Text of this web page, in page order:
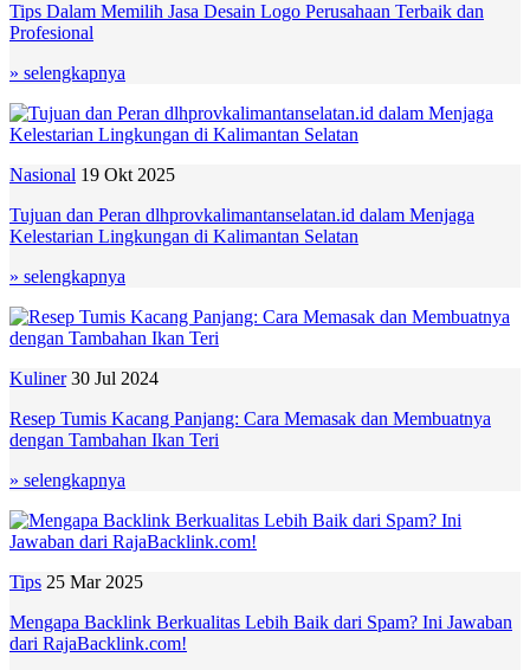
Tips Dalam Memilih Jasa Desain Logo Perusahaan Terbaik dan
Profesional
» selengkapnya
Nasional 19 Okt 2025
Tujuan dan Peran dlhprovkalimantanselatan.id dalam Menjaga
Kelestarian Lingkungan di Kalimantan Selatan
» selengkapnya
Kuliner 30 Jul 2024
Resep Tumis Kacang Panjang: Cara Memasak dan Membuatnya
dengan Tambahan Ikan Teri
» selengkapnya
Tips 25 Mar 2025
Mengapa Backlink Berkualitas Lebih Baik dari Spam? Ini Jawaban
dari RajaBacklink.com!